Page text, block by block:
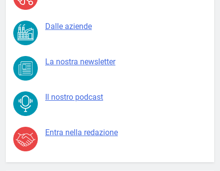
Dalle aziende
La nostra newsletter
Il nostro podcast
Entra nella redazione